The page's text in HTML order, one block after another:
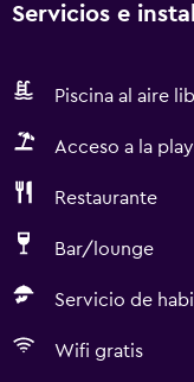
Servicios e
Piscina al aire
Acceso a la
Restaurante
Bar/lounge
Servicio de
Wifi gratis